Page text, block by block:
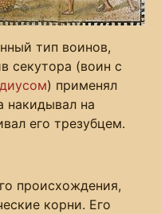
тип воинов,
секутора (воин с
) применял
накидывал на
его трезубцем.
происхождения,
корни. Его